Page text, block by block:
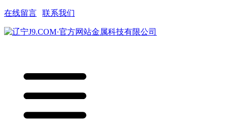
在线留言 联系我们